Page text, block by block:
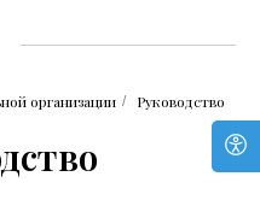
организации / Руководство